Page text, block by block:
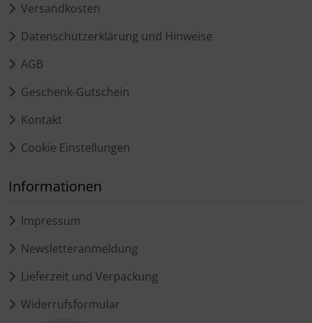
Versandkosten
Datenschutzerklärung und Hinweise
AGB
Geschenk-Gutschein
Kontakt
Cookie Einstellungen
Informationen
Impressum
Newsletteranmeldung
Lieferzeit und Verpackung
Widerrufsformular